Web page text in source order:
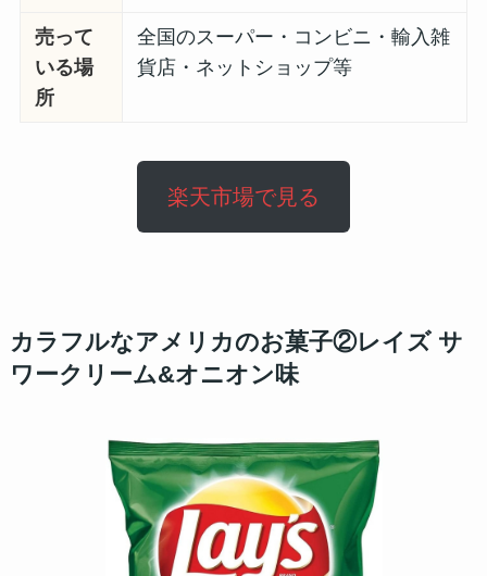
売って
いる場
所
全国のスーパー・コンビニ・輸入雑
貨店・ネットショップ等
楽天市場で見る
カラフルなアメリカのお菓子②レイズ サ
ワークリーム&オニオン味